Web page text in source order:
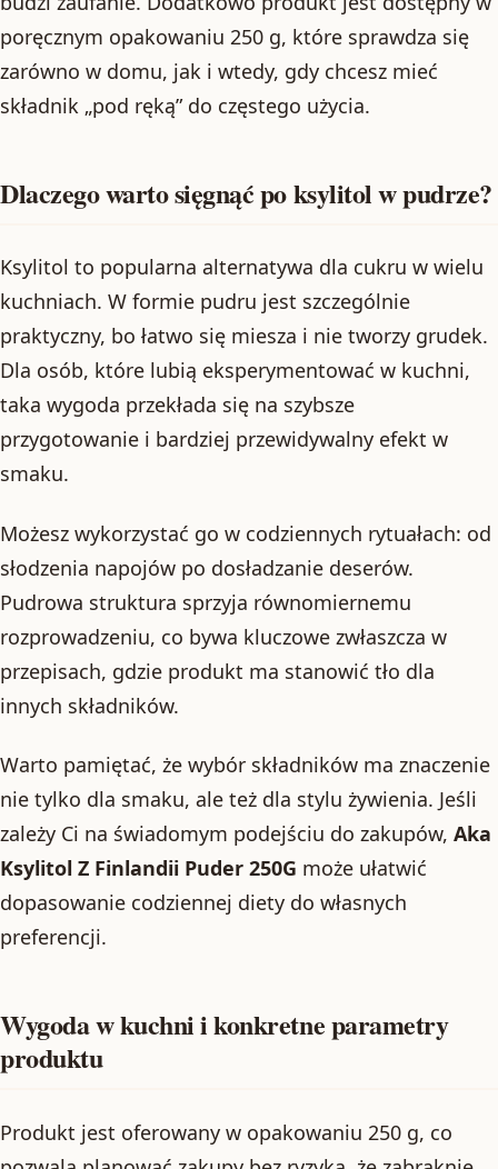
poręcznym opakowaniu 250 g, które sprawdza się
zarówno w domu, jak i wtedy, gdy chcesz mieć
składnik „pod ręką” do częstego użycia.
Dlaczego warto sięgnąć po ksylitol w pudrze?
Ksylitol to popularna alternatywa dla cukru w wielu
kuchniach. W formie pudru jest szczególnie
praktyczny, bo łatwo się miesza i nie tworzy grudek.
Dla osób, które lubią eksperymentować w kuchni,
taka wygoda przekłada się na szybsze
przygotowanie i bardziej przewidywalny efekt w
smaku.
Możesz wykorzystać go w codziennych rytuałach: od
słodzenia napojów po dosładzanie deserów.
Pudrowa struktura sprzyja równomiernemu
rozprowadzeniu, co bywa kluczowe zwłaszcza w
przepisach, gdzie produkt ma stanowić tło dla
innych składników.
Warto pamiętać, że wybór składników ma znaczenie
nie tylko dla smaku, ale też dla stylu żywienia. Jeśli
zależy Ci na świadomym podejściu do zakupów, Aka
Ksylitol Z Finlandii Puder 250G może ułatwić
dopasowanie codziennej diety do własnych
preferencji.
Wygoda w kuchni i konkretne parametry
produktu
Produkt jest oferowany w opakowaniu 250 g, co